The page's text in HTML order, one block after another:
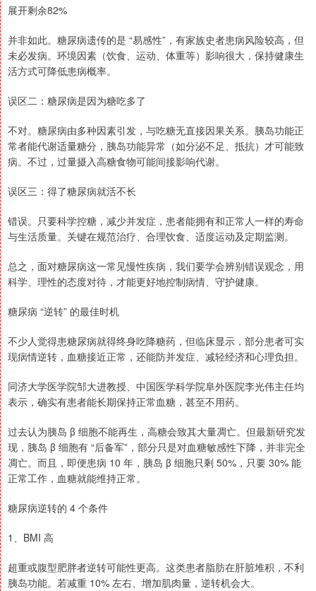
展开剩余82%
并非如此。糖尿病遗传的是 “易感性”，有家族史者患病风险较高，但
未必发病。环境因素（饮食、运动、体重等）影响很大，保持健康生
活方式可降低患病概率。
误区二：糖尿病是因为糖吃多了
不对。糖尿病由多种因素引发，与吃糖无直接因果关系。胰岛功能正
常者能代谢适量糖分，胰岛功能异常（如分泌不足、抵抗）才可能致
病。不过，过量摄入高糖食物可能间接影响代谢。
误区三：得了糖尿病就活不长
错误。只要科学控糖，减少并发症，患者能拥有和正常人一样的寿命
与生活质量。关键在规范治疗、合理饮食、适度运动及定期监测。
总之，面对糖尿病这一常见慢性疾病，我们要学会辨别错误观念，用
科学、理性的态度对待，才能更好地控制病情、守护健康。
糖尿病 “逆转” 的最佳时机
不少人觉得患糖尿病就得终身吃降糖药，但临床显示，部分患者可实
现病情逆转，血糖接近正常，还能防并发症、减轻经济和心理负担。
同济大学医学院邹大进教授、中国医学科学院阜外医院李光伟主任均
表示，确实有患者能长期保持正常血糖，甚至不用药。
过去认为胰岛 β 细胞不能再生，高糖会致其大量凋亡。但最新研究发
现，胰岛 β 细胞有 “后备军”，部分只是对血糖敏感性下降，并非完全
凋亡。而且，即便患病 10 年，胰岛 β 细胞只剩 50%，只要 30% 能
正常工作，血糖就能维持正常。
糖尿病逆转的 4 个条件
1、BMI 高
超重或腹型肥胖者逆转可能性更高。这类患者脂肪在肝脏堆积，不利
胰岛功能。若减重 10% 左右、增加肌肉量，逆转机会大。